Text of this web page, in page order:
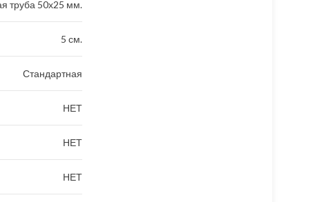
труба 50х25 мм.
5 см.
Стандартная
НЕТ
НЕТ
НЕТ